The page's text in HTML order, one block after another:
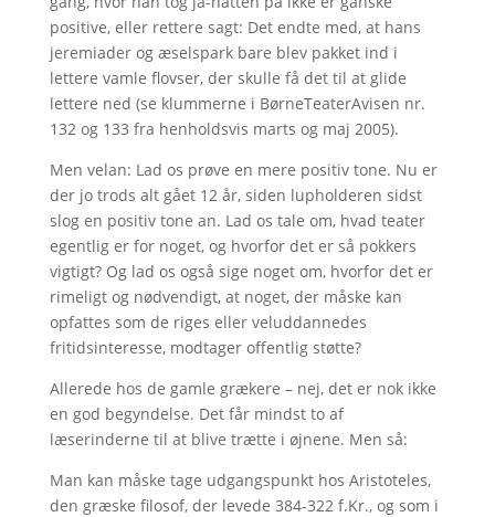
positive, eller rettere sagt: Det endte med, at hans
jeremiader og æselspark bare blev pakket ind i
lettere vamle flovser, der skulle få det til at glide
lettere ned (se klummerne i BørneTeaterAvisen nr.
132 og 133 fra henholdsvis marts og maj 2005).
Men velan: Lad os prøve en mere positiv tone. Nu er
der jo trods alt gået 12 år, siden lupholderen sidst
slog en positiv tone an. Lad os tale om, hvad teater
egentlig er for noget, og hvorfor det er så pokkers
vigtigt? Og lad os også sige noget om, hvorfor det er
rimeligt og nødvendigt, at noget, der måske kan
opfattes som de riges eller veluddannedes
fritidsinteresse, modtager offentlig støtte?
Allerede hos de gamle grækere – nej, det er nok ikke
en god begyndelse. Det får mindst to af
læserinderne til at blive trætte i øjnene. Men så:
Man kan måske tage udgangspunkt hos Aristoteles,
den græske filosof, der levede 384-322 f.Kr., og som i